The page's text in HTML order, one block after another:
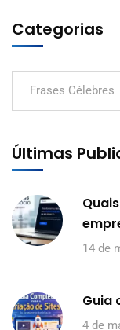
Categorias
Frases Célebres
Últimas
14 de
Guia
4 de